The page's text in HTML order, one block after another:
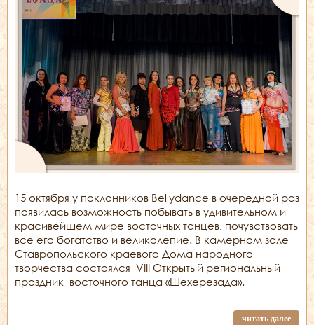
15 октября у поклонников Bellydance в очередной раз
появилась возможность побывать в удивительном и
красивейшем мире восточных танцев, почувствовать
все его богатство и великолепие. В камерном зале
Ставропольского краевого Дома народного
творчества состоялся VIII Открытый региональный
праздник восточного танца «Шехерезада».
читать далее